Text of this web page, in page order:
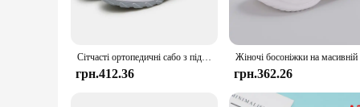
Сітчасті ортопедичні сабо з підтримкою арки Повсякденні літні пляжні сандалі Дихаючі вуличні тапочки для жінок
грн.412.36 грн.362.26